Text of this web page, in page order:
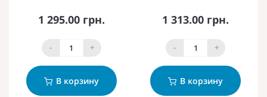
1 295.00 грн.
- +
В корзину
1 313.00 грн.
- +
В корзину